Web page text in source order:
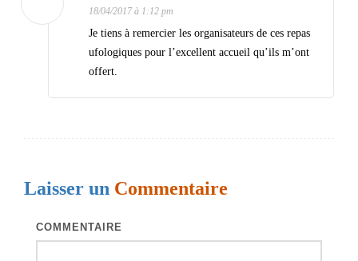
n
i
18/04/2017 à 1:12 pm
Je tiens à remercier les organisateurs de ces repas
ufologiques pour l’excellent accueil qu’ils m’ont
offert.
Laisser un Commentaire
COMMENTAIRE